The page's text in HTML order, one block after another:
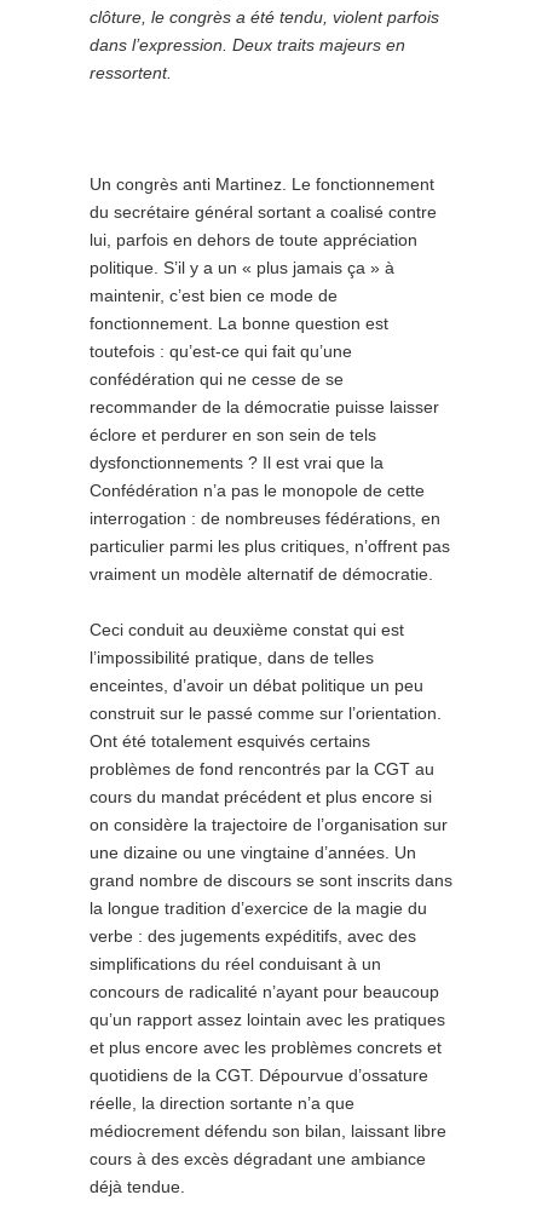
clôture, le congrès a été tendu, violent parfois
dans l’expression. Deux traits majeurs en
ressortent.
Un congrès anti Martinez. Le fonctionnement
du secrétaire général sortant a coalisé contre
lui, parfois en dehors de toute appréciation
politique. S’il y a un « plus jamais ça » à
maintenir, c’est bien ce mode de
fonctionnement. La bonne question est
toutefois : qu’est-ce qui fait qu’une
confédération qui ne cesse de se
recommander de la démocratie puisse laisser
éclore et perdurer en son sein de tels
dysfonctionnements ? Il est vrai que la
Confédération n’a pas le monopole de cette
interrogation : de nombreuses fédérations, en
particulier parmi les plus critiques, n’offrent pas
vraiment un modèle alternatif de démocratie.
Ceci conduit au deuxième constat qui est
l’impossibilité pratique, dans de telles
enceintes, d’avoir un débat politique un peu
construit sur le passé comme sur l’orientation.
Ont été totalement esquivés certains
problèmes de fond rencontrés par la CGT au
cours du mandat précédent et plus encore si
on considère la trajectoire de l’organisation sur
une dizaine ou une vingtaine d’années. Un
grand nombre de discours se sont inscrits dans
la longue tradition d’exercice de la magie du
verbe : des jugements expéditifs, avec des
simplifications du réel conduisant à un
concours de radicalité n’ayant pour beaucoup
qu’un rapport assez lointain avec les pratiques
et plus encore avec les problèmes concrets et
quotidiens de la CGT. Dépourvue d’ossature
réelle, la direction sortante n’a que
médiocrement défendu son bilan, laissant libre
cours à des excès dégradant une ambiance
déjà tendue.